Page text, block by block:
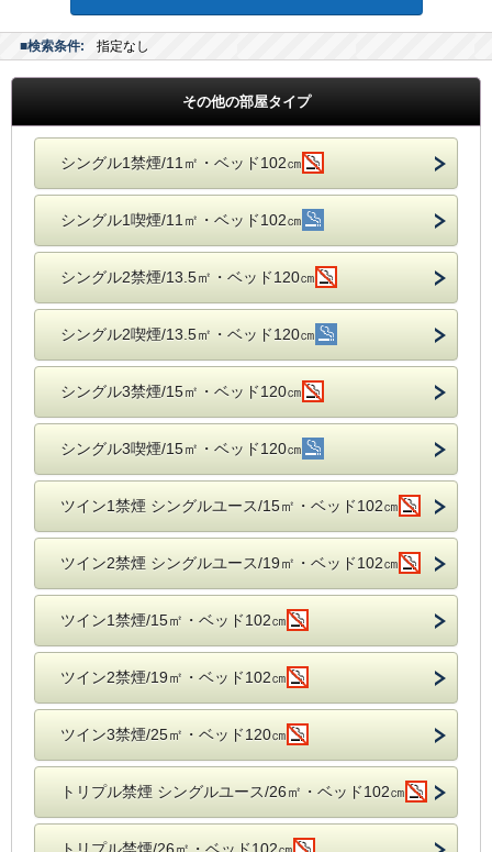
■検索条件: 指定なし
その他の部屋タイプ
シングル1禁煙/11㎡・ベッド102㎝
シングル1喫煙/11㎡・ベッド102㎝
シングル2禁煙/13.5㎡・ベッド120㎝
シングル2喫煙/13.5㎡・ベッド120㎝
シングル3禁煙/15㎡・ベッド120㎝
シングル3喫煙/15㎡・ベッド120㎝
ツイン1禁煙 シングルユース/15㎡・ベッド102㎝
ツイン2禁煙 シングルユース/19㎡・ベッド102㎝
ツイン1禁煙/15㎡・ベッド102㎝
ツイン2禁煙/19㎡・ベッド102㎝
ツイン3禁煙/25㎡・ベッド120㎝
トリプル禁煙 シングルユース/26㎡・ベッド102㎝